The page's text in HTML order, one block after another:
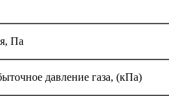
Па
давление газа, (кПа)